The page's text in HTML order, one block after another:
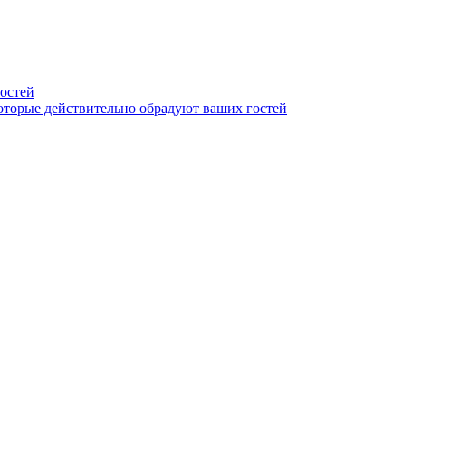
действительно обрадуют ваших гостей